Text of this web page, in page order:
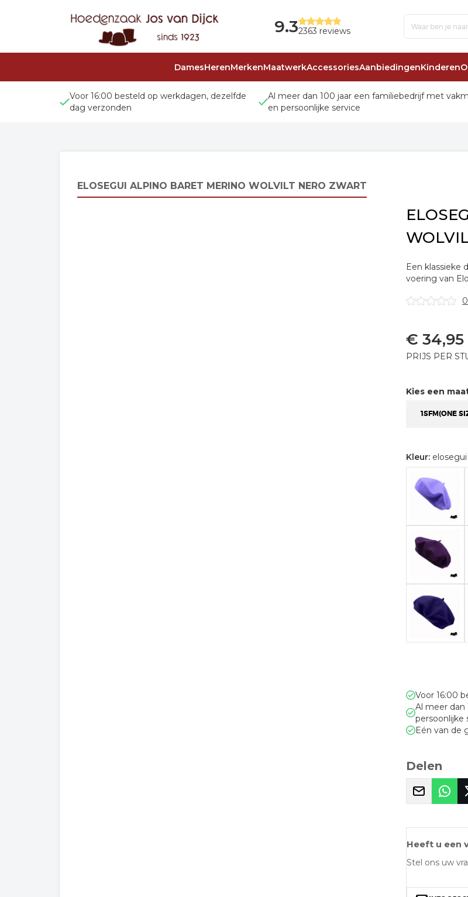
9.32363 reviews
DamesHerenMerkenMaatwerkAccessoriesAanbiedingenKinderen
Voor 16:00 besteld op werkdagen, dezelfde
dag verzonden
Al meer dan 100 jaar een familiebedrijf met
en persoonlijke service
ELOSEGUI ALPINO BARET MERINO WOLVILT NERO ZWART
Een klassieke
voering van
€ 34,95
PRIJS PER
Kies een
1SFM(ONE
Kleur:
Voor 16:00
Al meer dan
persoonlijke
Eén van de
Delen
Heeft u een
Stel ons uw